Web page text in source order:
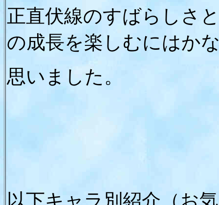
正直伏線のすばらしさ
の成長を楽しむにはか
思いました。
以下キャラ別紹介（お